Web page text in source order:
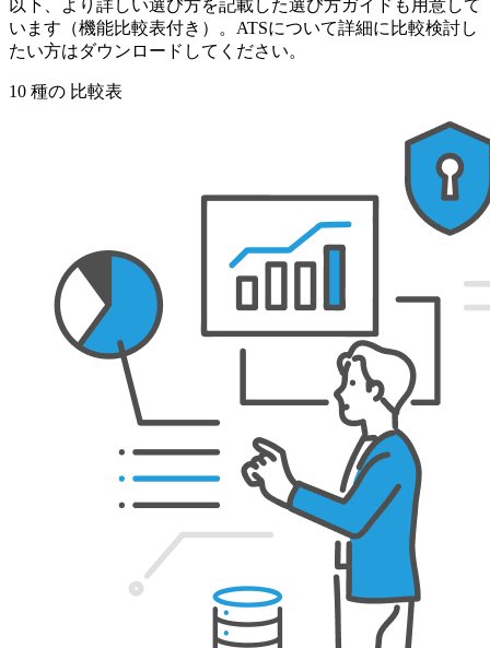
以下、より詳しい選び方を記載した選び方ガイドも用意して
います（機能比較表付き）。ATSについて詳細に比較検討し
たい方はダウンロードしてください。
10 種の 比較表